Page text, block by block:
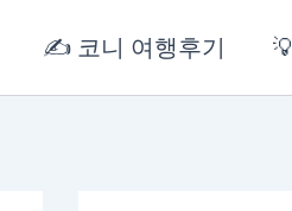
✍️ 코니 여행후기